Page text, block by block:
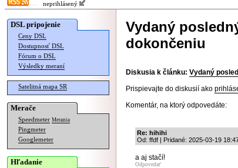
neprihlásený
DSL pripojenie
Ceny DSL
Dostupnosť DSL
Fórum o DSL
Výsledky meraní
Satelitná mapa SR
Merače
Speedmeter Merania
Pingmeter
Googlemeter
Hľadanie
Vydaný
dokončeniu
Diskusia k článku: Vydaný
Prispievajte do diskusií ako
Komentár, na ktorý odpovedáte:
Re: hihihi
Od: ffdf | Pridané: 2025-03-19
a aj stačí!
Odpovedať